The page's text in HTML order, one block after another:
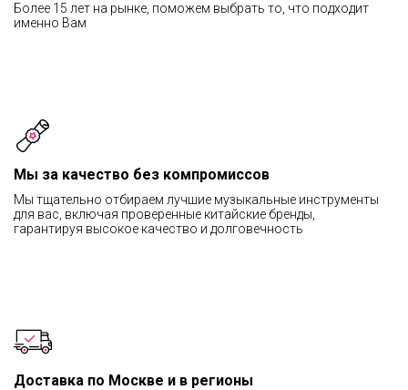
Более 15 лет на рынке, поможем выбрать то, что подходит
именно Вам
Мы за качество без компромиссов
Мы тщательно отбираем лучшие музыкальные инструменты
для вас, включая проверенные китайские бренды,
гарантируя высокое качество и долговечность
Доставка по Москве и в регионы